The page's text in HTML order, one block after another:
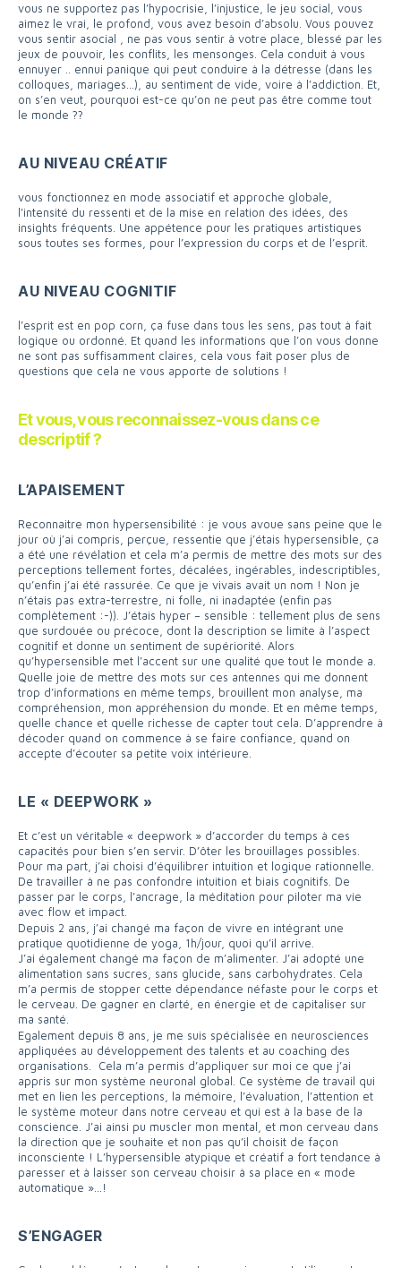
vous ne supportez pas l’hypocrisie, l’injustice, le jeu social, vous
aimez le vrai, le profond, vous avez besoin d’absolu. Vous pouvez
vous sentir asocial , ne pas vous sentir à votre place, blessé par les
jeux de pouvoir, les conflits, les mensonges. Cela conduit à vous
ennuyer .. ennui panique qui peut conduire à la détresse (dans les
colloques, mariages…), au sentiment de vide, voire à l’addiction. Et,
on s’en veut, pourquoi est-ce qu’on ne peut pas être comme tout
le monde ??
AU NIVEAU CRÉATIF
vous fonctionnez en mode associatif et approche globale,
l’intensité du ressenti et de la mise en relation des idées, des
insights fréquents. Une appétence pour les pratiques artistiques
sous toutes ses formes, pour l’expression du corps et de l’esprit.
AU NIVEAU COGNITIF
l’esprit est en pop corn, ça fuse dans tous les sens, pas tout à fait
logique ou ordonné. Et quand les informations que l’on vous donne
ne sont pas suffisamment claires, cela vous fait poser plus de
questions que cela ne vous apporte de solutions !
Et vous, vous reconnaissez-vous dans ce
descriptif ?
L’APAISEMENT
Reconnaitre mon hypersensibilité : je vous avoue sans peine que le
jour où j’ai compris, perçue, ressentie que j’étais hypersensible, ça
a été une révélation et cela m’a permis de mettre des mots sur des
perceptions tellement fortes, décalées, ingérables, indescriptibles,
qu’enfin j’ai été rassurée. Ce que je vivais avait un nom ! Non je
n’étais pas extra-terrestre, ni folle, ni inadaptée (enfin pas
complètement :-)). J’étais hyper – sensible : tellement plus de sens
que surdouée ou précoce, dont la description se limite à l’aspect
cognitif et donne un sentiment de supériorité. Alors
qu’hypersensible met l’accent sur une qualité que tout le monde a.
Quelle joie de mettre des mots sur ces antennes qui me donnent
trop d’informations en même temps, brouillent mon analyse, ma
compréhension, mon appréhension du monde. Et en même temps,
quelle chance et quelle richesse de capter tout cela. D’apprendre à
décoder quand on commence à se faire confiance, quand on
accepte d’écouter sa petite voix intérieure.
LE « DEEPWORK »
Et c’est un véritable « deepwork » d’accorder du temps à ces
capacités pour bien s’en servir. D’ôter les brouillages possibles.
Pour ma part, j’ai choisi d’équilibrer intuition et logique rationnelle.
De travailler à ne pas confondre intuition et biais cognitifs. De
passer par le corps, l’ancrage, la méditation pour piloter ma vie
avec flow et impact.
Depuis 2 ans, j’ai changé ma façon de vivre en intégrant une
pratique quotidienne de yoga, 1h/jour, quoi qu’il arrive.
J’ai également changé ma façon de m’alimenter. J’ai adopté une
alimentation sans sucres, sans glucide, sans carbohydrates. Cela
m’a permis de stopper cette dépendance néfaste pour le corps et
le cerveau. De gagner en clarté, en énergie et de capitaliser sur
ma santé.
Egalement depuis 8 ans, je me suis spécialisée en neurosciences
appliquées au développement des talents et au coaching des
organisations. Cela m’a permis d’appliquer sur moi ce que j’ai
appris sur mon système neuronal global. Ce système de travail qui
met en lien les perceptions, la mémoire, l’évaluation, l’attention et
le système moteur dans notre cerveau et qui est à la base de la
conscience. J’ai ainsi pu muscler mon mental, et mon cerveau dans
la direction que je souhaite et non pas qu’il choisit de façon
inconsciente ! L’hypersensible atypique et créatif a fort tendance à
paresser et à laisser son cerveau choisir à sa place en « mode
automatique »…!
S’ENGAGER